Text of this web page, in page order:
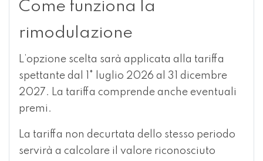
Come funziona la
rimodulazione
L’opzione scelta sarà applicata alla tariffa
spettante dal 1° luglio 2026 al 31 dicembre
2027. La tariffa comprende anche eventuali
premi.
La tariffa non decurtata dello stesso periodo
servirà a calcolare il valore riconosciuto